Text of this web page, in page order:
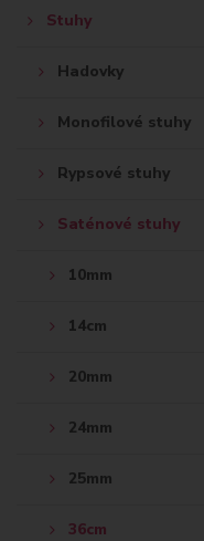
Stuhy
Hadovky
Monofilové stuhy
Rypsové stuhy
Saténové stuhy
10mm
14cm
20mm
24mm
25mm
36cm